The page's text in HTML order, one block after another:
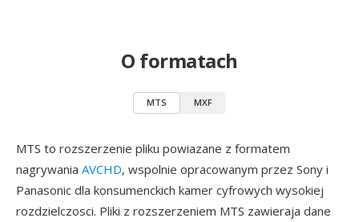
O formatach
MTS MXF
MTS to rozszerzenie pliku powiazane z formatem
nagrywania AVCHD, wspolnie opracowanym przez Sony i
Panasonic dla konsumenckich kamer cyfrowych wysokiej
rozdzielczosci. Pliki z rozszerzeniem MTS zawieraja dane